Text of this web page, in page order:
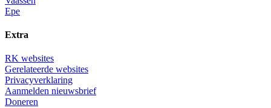
Epe
Extra
RK websites
Gerelateerde websites
Privacyverklaring
Aanmelden nieuwsbrief
Doneren